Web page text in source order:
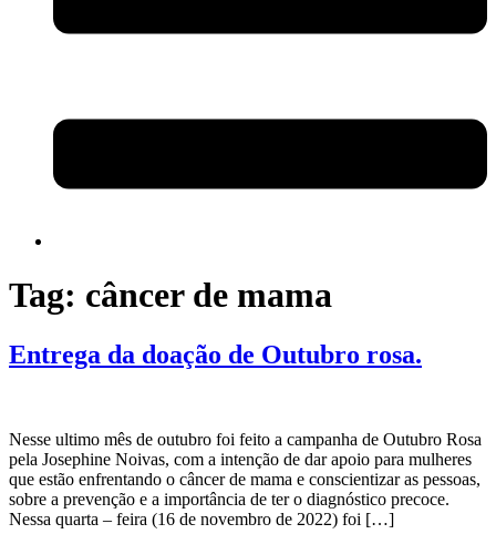
Tag: câncer de mama
Entrega da doação de Outubro rosa.
Nesse ultimo mês de outubro foi feito a campanha de Outubro Rosa
pela Josephine Noivas, com a intenção de dar apoio para mulheres
que estão enfrentando o câncer de mama e conscientizar as pessoas,
sobre a prevenção e a importância de ter o diagnóstico precoce.
Nessa quarta – feira (16 de novembro de 2022) foi […]